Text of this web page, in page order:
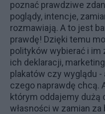
poznać prawdziwe
poglądy, intencje,
rozmawiają. A to jest
prawdę! Dzięki temu
polityków wybierać i im
ich deklaracji,
plakatów czy wyglądu -
czego naprawdę chcą.
którym oddajemy dużą
własności w zamian